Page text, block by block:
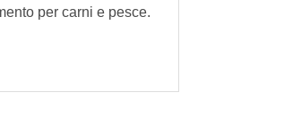
per carni e pesce.